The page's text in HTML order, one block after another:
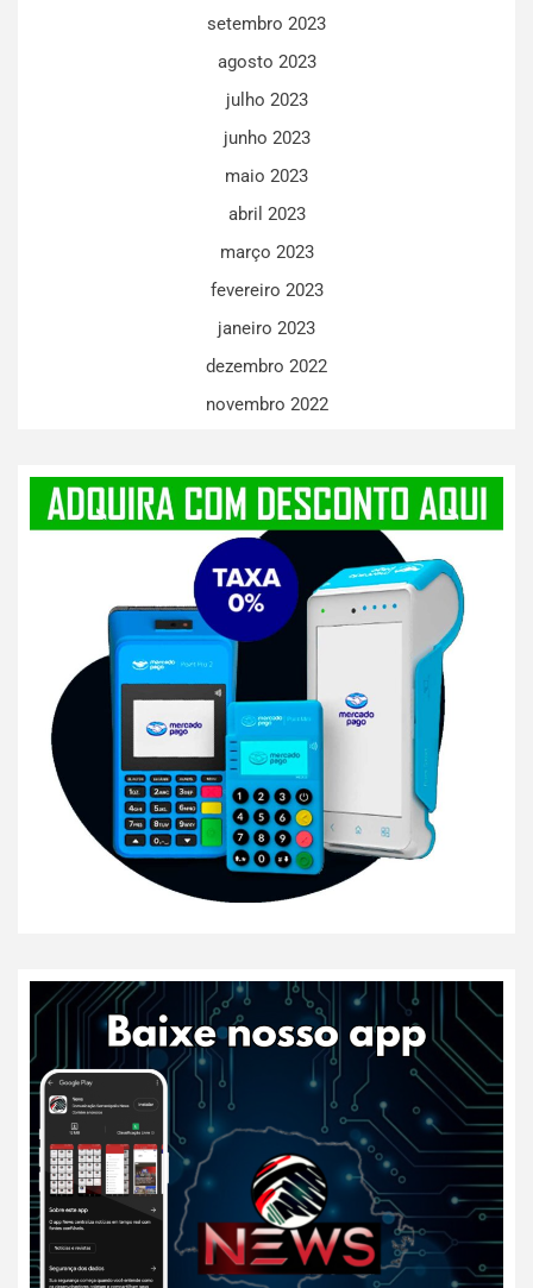
setembro 2023
agosto 2023
julho 2023
junho 2023
maio 2023
abril 2023
março 2023
fevereiro 2023
janeiro 2023
dezembro 2022
novembro 2022